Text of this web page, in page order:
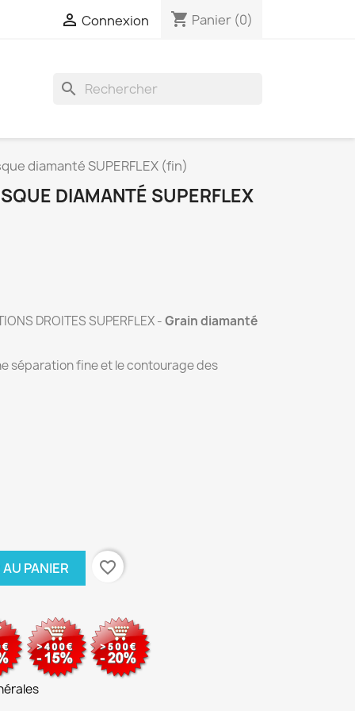
 Connexion shopping_cart Panier (0)
search
diamanté SUPERFLEX (fin)
DIAMANTÉ SUPERFLEX
DROITES SUPERFLEX -Grain diamanté
séparation fine et le contourage des
PANIER favorite_border